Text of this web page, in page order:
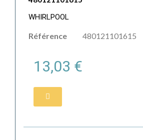
WHIRLPOOL
Référence 480121101615
13,03 €